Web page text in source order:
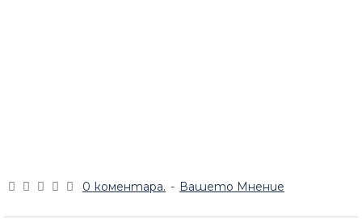
0 коментара. - Вашето Мнение